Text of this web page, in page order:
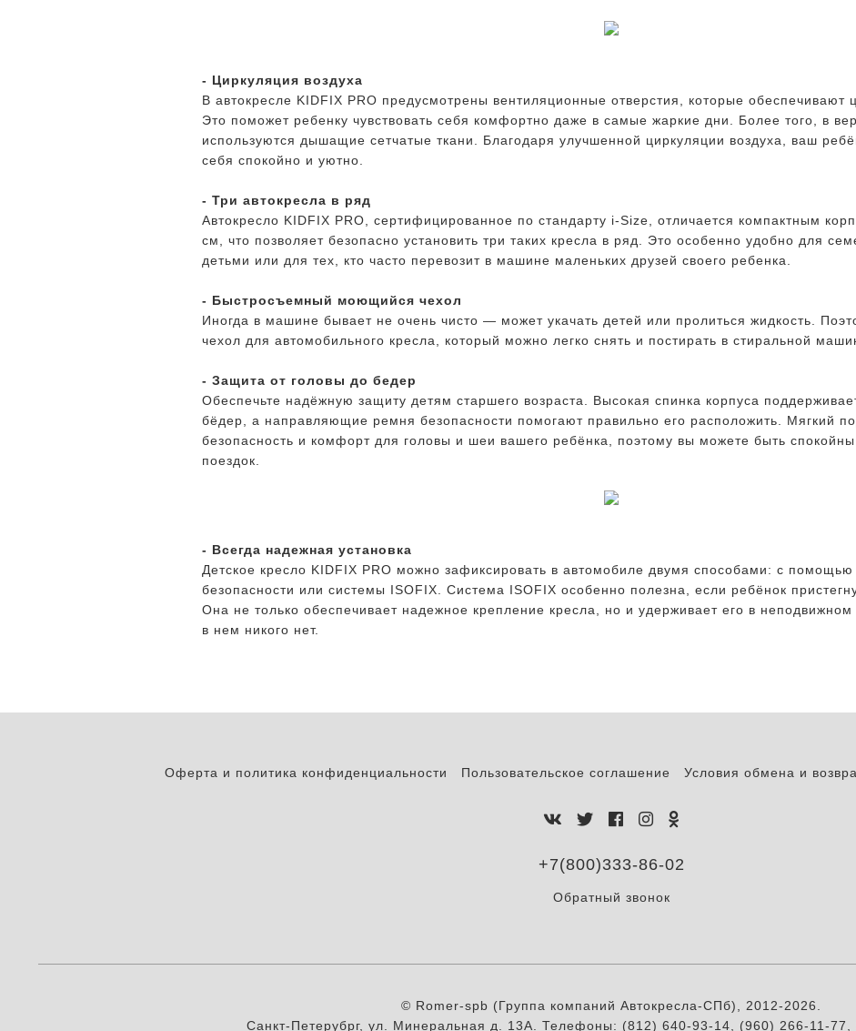
- Циркуляция воздуха
В автокресле KIDFIX PRO предусмотрены вентиляционные отверстия, которые обеспечивают
Это поможет ребенку чувствовать себя комфортно даже в самые жаркие дни. Более того, в
используются дышащие сетчатые ткани. Благодаря улучшенной циркуляции воздуха, ваш
себя спокойно и уютно.
- Три автокресла в ряд
Автокресло KIDFIX PRO, сертифицированное по стандарту i-Size, отличается компактным
см, что позволяет безопасно установить три таких кресла в ряд. Это особенно удобно для
детьми или для тех, кто часто перевозит в машине маленьких друзей своего ребенка.
- Быстросъемный моющийся чехол
Иногда в машине бывает не очень чисто — может укачать детей или пролиться жидкость.
чехол для автомобильного кресла, который можно легко снять и постирать в стиральной
- Защита от головы до бедер
Обеспечьте надёжную защиту детям старшего возраста. Высокая спинка корпуса
бёдер, а направляющие ремня безопасности помогают правильно его расположить. Мягкий
безопасность и комфорт для головы и шеи вашего ребёнка, поэтому вы можете быть
поездок.
- Всегда надежная установка
Детское кресло KIDFIX PRO можно зафиксировать в автомобиле двумя способами: с помощью
безопасности или системы ISOFIX. Система ISOFIX особенно полезна, если ребёнок
Она не только обеспечивает надежное крепление кресла, но и удерживает его в
в нем никого нет.
Оферта и политика конфиденциальности Пользовательское соглашение Условия обмена и
+7(800)333-86-02
Обратный звонок
© Romer-spb (Группа компаний Автокресла-СПб), 2012-2026.
Санкт-Петерубрг, ул. Минеральная д. 13А. Телефоны: (812) 640-93-14, (960) 266-11-77,